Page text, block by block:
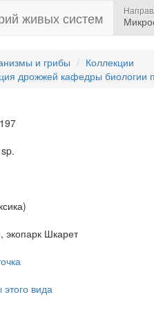
живых систем
и грибы
Коллекции
дрожжей кафедры биологии
экопарк Шкарет
вида